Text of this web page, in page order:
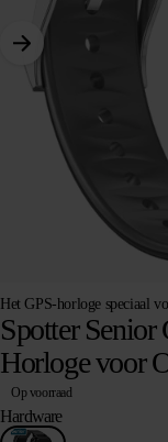
Het GPS-horloge speciaal
Spotter Senior
Horloge voor
Op voorraad
Hardware